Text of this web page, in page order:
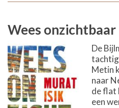
Wees onzichtbaar
De
Metin
naar
de flat
een